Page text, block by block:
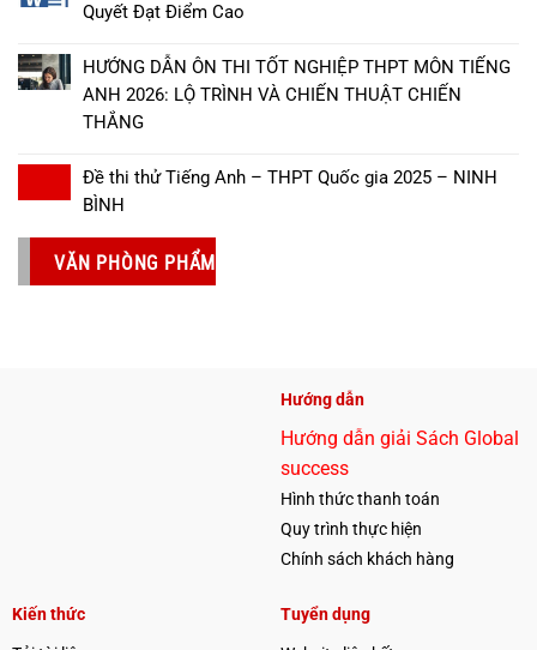
Quyết Đạt Điểm Cao
HƯỚNG DẪN ÔN THI TỐT NGHIỆP THPT MÔN TIẾNG
ANH 2026: LỘ TRÌNH VÀ CHIẾN THUẬT CHIẾN
THẮNG
Đề thi thử Tiếng Anh – THPT Quốc gia 2025 – NINH
BÌNH
VĂN PHÒNG PHẨM
Hướng dẫn
Hướng dẫn giải Sách Global
success
Hình thức thanh toán
Quy trình thực hiện
Chính sách khách hàng
Kiến thức Tuyển dụng